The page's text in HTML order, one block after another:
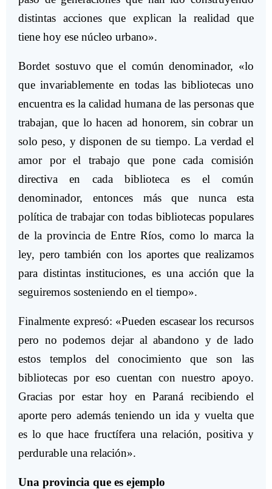
distintas acciones que explican la realidad que
tiene hoy ese núcleo urbano».
Bordet sostuvo que el común denominador, «lo
que invariablemente en todas las bibliotecas uno
encuentra es la calidad humana de las personas que
trabajan, que lo hacen ad honorem, sin cobrar un
solo peso, y disponen de su tiempo. La verdad el
amor por el trabajo que pone cada comisión
directiva en cada biblioteca es el común
denominador, entonces más que nunca esta
política de trabajar con todas bibliotecas populares
de la provincia de Entre Ríos, como lo marca la
ley, pero también con los aportes que realizamos
para distintas instituciones, es una acción que la
seguiremos sosteniendo en el tiempo».
Finalmente expresó: «Pueden escasear los recursos
pero no podemos dejar al abandono y de lado
estos templos del conocimiento que son las
bibliotecas por eso cuentan con nuestro apoyo.
Gracias por estar hoy en Paraná recibiendo el
aporte pero además teniendo un ida y vuelta que
es lo que hace fructífera una relación, positiva y
perdurable una relación».
Una provincia que es ejemplo